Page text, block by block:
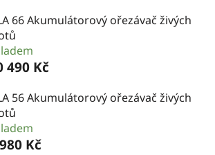
66 Akumulátorový ořezávač živých
490 Kč
56 Akumulátorový ořezávač živých
Kč